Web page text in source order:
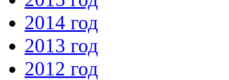
2014 год
2013 год
2012 год